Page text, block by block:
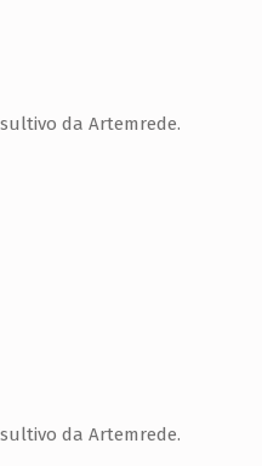
da Artemrede.
da Artemrede.